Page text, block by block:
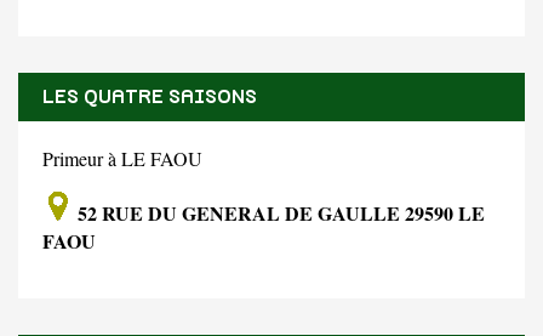
LES QUATRE SAISONS
Primeur à LE FAOU
52 RUE DU GENERAL DE GAULLE 29590 LE
FAOU